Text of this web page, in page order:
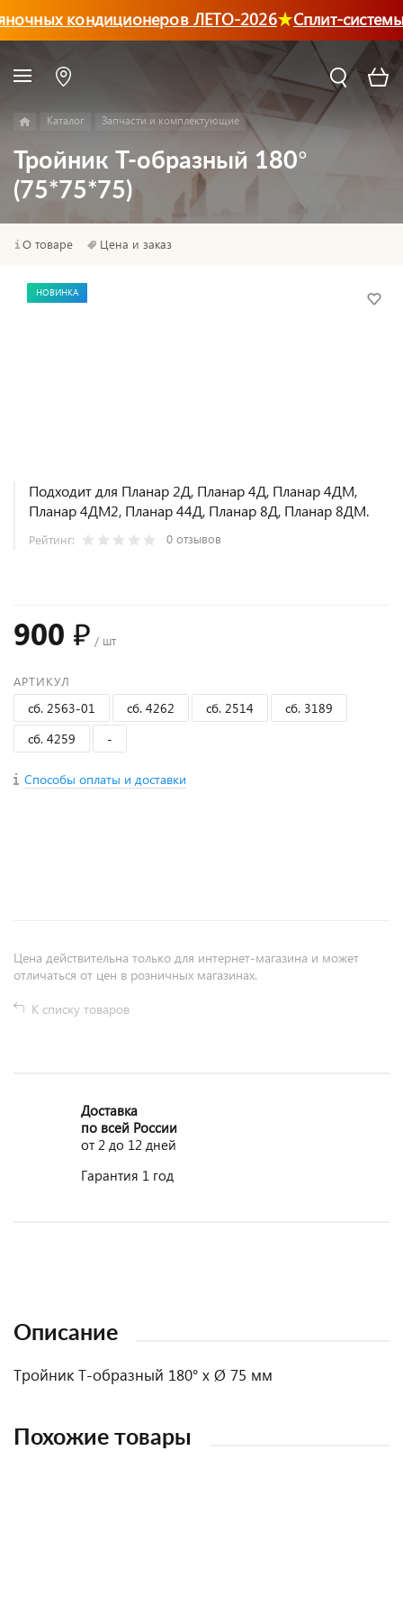
кондиционеров ЛЕТО-2026 Сплит-системы
Каталог Запчасти и комплектующие
Тройник Т-образный 180°
(75*75*75)
О товаре Цена и заказ
НОВИНКА
Подходит для Планар 2Д, Планар 4Д, Планар 4ДМ,
Планар 4ДМ2, Планар 44Д, Планар 8Д, Планар 8ДМ.
Рейтинг: 0 отзывов
900 ₽ / шт
АРТИКУЛ
сб. 2563-01 сб. 4262 сб. 2514
сб. 3189
сб. 4259
-
Способы оплаты и доставки
Цена действительна только для интернет-магазина и может
отличаться от цен в розничных магазинах.
К списку товаров
Доставка
по всей России
от 2 до 12 дней
Гарантия 1 год
Описание
Тройник Т-образный 180° х Ø 75 мм
Похожие товары